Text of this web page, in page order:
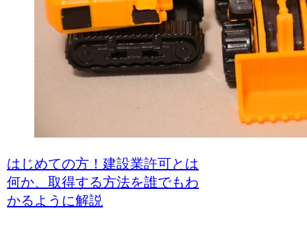
はじめての方！建設業許可とは
何か、取得する方法を誰でもわ
かるように解説